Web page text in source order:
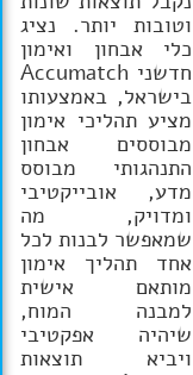
וטובות יותר. נציג
כלי אבחון ואימון
חדשני Accumatch
בישראל, באמצעותו
מציע תהליכי אימון
מבוססים אבחון
התנהגותי מבוסס
מדע, אובייקטיבי
ומדויק, מה
שמאפשר לבנות לכל
אחד תהליך אימון
מותאם אישית
למבנה המוח,
שיהיה אפקטיבי
ויביא תוצאות